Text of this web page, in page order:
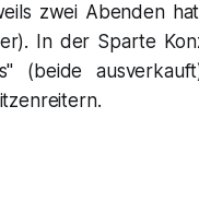
zwei Abenden
In der Sparte
(beide